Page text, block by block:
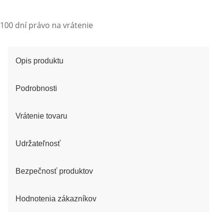
100 dní právo na vrátenie
Opis produktu
Podrobnosti
Vrátenie tovaru
Udržateľnosť
Bezpečnosť produktov
Hodnotenia zákazníkov